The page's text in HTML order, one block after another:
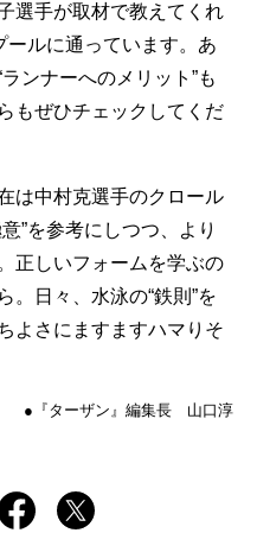
選手が取材で教えてくれ
ールに通っています。あ
ンナーへのメリット”も
もぜひチェックしてくだ
は中村克選手のクロール
”を参考にしつつ、より
正しいフォームを学ぶの
。日々、水泳の“鉄則”を
よさにますますハマりそ
●『ターザン』編集長 山口淳